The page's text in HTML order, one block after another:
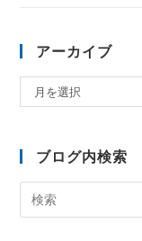
アーカイブ
月を選択
ブログ内検索